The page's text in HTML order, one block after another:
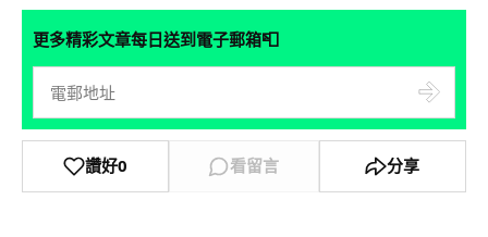
更多精彩文章每日送到電子郵箱📮
讚好0 看留言 分享